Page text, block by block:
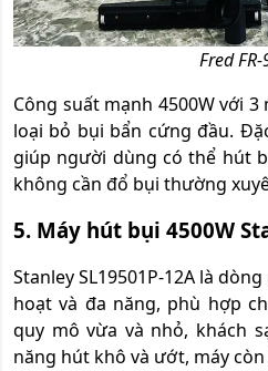
Fred FR-
Công suất mạnh 4500W với
loại bỏ bụi bẩn cứng đầu.
giúp người dùng có thể hút
không cần đổ bụi thường
5. Máy hút bụi 4500W
Stanley SL19501P-12A là
hoạt và đa năng, phù hợp
quy mô vừa và nhỏ, khách
năng hút khô và ướt, máy